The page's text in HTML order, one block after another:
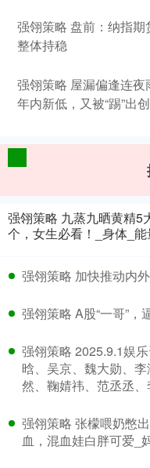
强翎策略 盘前：纳指
整体持稳
强翎策略 屋漏偏逢连
年内新低，又被“踢”出
强翎策略 九蒸九晒黄精5
个，女生必看！_身体_
强翎策略 加快推动内
强翎策略 A股“一哥”，
强翎策略 2025.9.1娱
晗、吴京、魏大勋、
然、鞠婧祎、范丞丞
强翎策略 张檬喂奶憋
血，混血娃白胖可爱_